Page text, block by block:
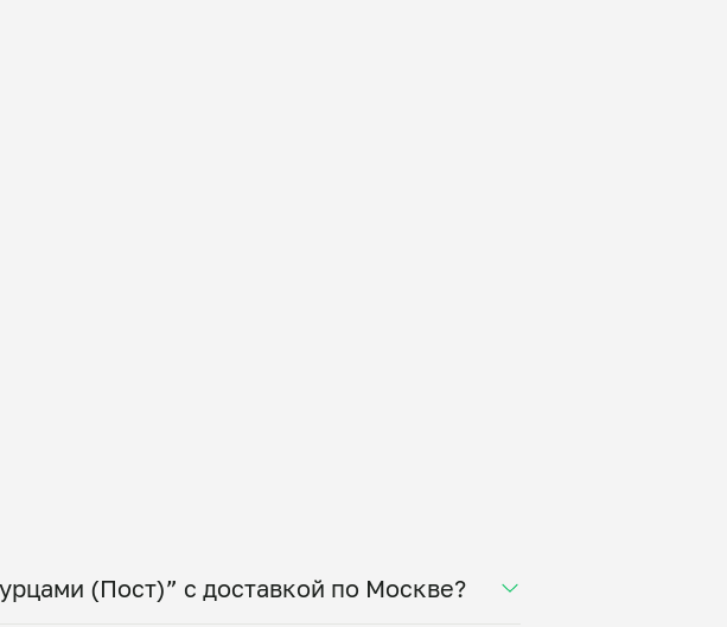
(Пост)” с доставкой по Москве?